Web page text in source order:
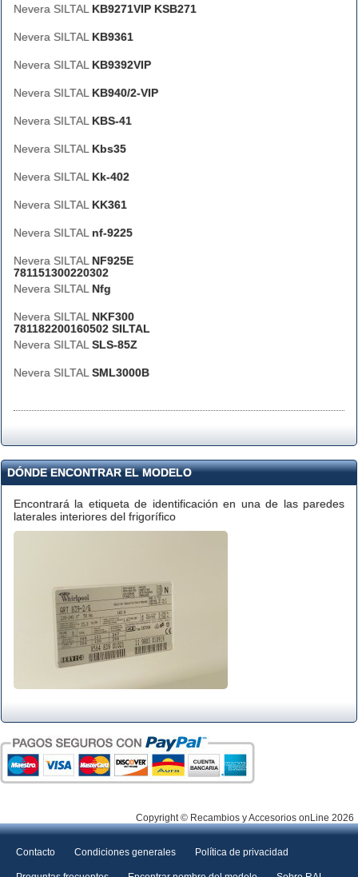
Nevera SILTAL KB9271VIP KSB271
Nevera SILTAL KB9361
Nevera SILTAL KB9392VIP
Nevera SILTAL KB940/2-VIP
Nevera SILTAL KBS-41
Nevera SILTAL Kbs35
Nevera SILTAL Kk-402
Nevera SILTAL KK361
Nevera SILTAL nf-9225
Nevera SILTAL NF925E
781151300220302
Nevera SILTAL Nfg
Nevera SILTAL NKF300
781182200160502 SILTAL
Nevera SILTAL SLS-85Z
Nevera SILTAL SML3000B
DÓNDE ENCONTRAR EL MODELO
Encontrará la etiqueta de identificación en una de las paredes
laterales interiores del frigorífico
Copyright © Recambios y Accesorios onLine 2026
Contacto Condiciones generales Política de privacidad